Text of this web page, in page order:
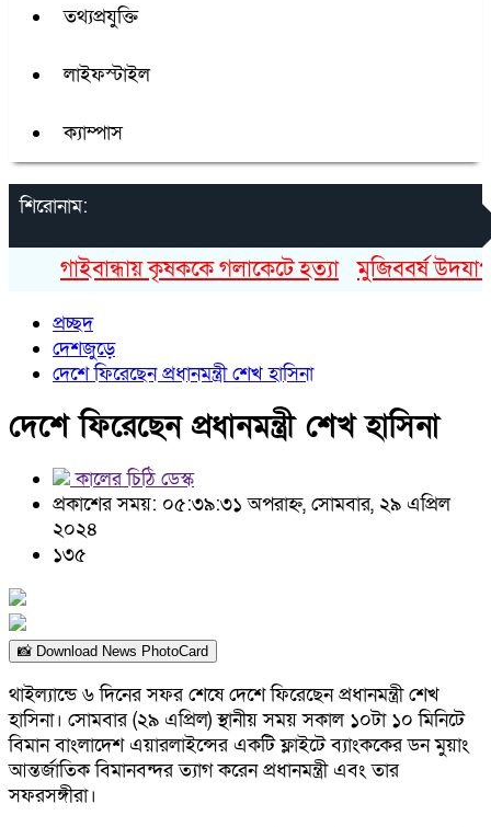
তথ্যপ্রযুক্তি
লাইফস্টাইল
ক্যাম্পাস
শিরোনাম:
গাইবান্ধায় কৃষককে গলাকেটে হত্যা মুজিববর্ষ
প্রচ্ছদ
দেশজুড়ে
দেশে ফিরেছেন প্রধানমন্ত্রী শেখ হাসিনা
দেশে ফিরেছেন প্রধানমন্ত্রী শেখ হাসিনা
কালের চিঠি ডেস্ক
প্রকাশের সময়: ০৫:৩৯:৩১ অপরাহ্ন, সোমবার, ২৯ এপ্রিল
২০২৪
১৩৫
📸 Download News PhotoCard
থাইল্যান্ডে ৬ দিনের সফর শেষে দেশে ফিরেছেন প্রধানমন্ত্রী শেখ
হাসিনা। সোমবার (২৯ এপ্রিল) স্থানীয় সময় সকাল ১০টা ১০ মিনিটে
বিমান বাংলাদেশ এয়ারলাইন্সের একটি ফ্লাইটে ব্যাংককের ডন মুয়াং
আন্তর্জাতিক বিমানবন্দর ত্যাগ করেন প্রধানমন্ত্রী এবং তার
সফরসঙ্গীরা।